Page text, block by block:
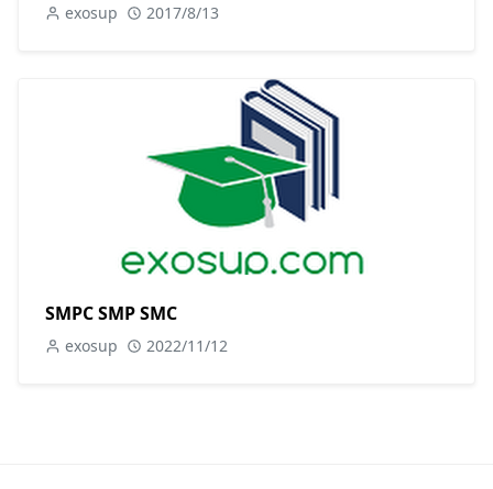
exosup 2017/8/13
SMPC SMP SMC
exosup 2022/11/12